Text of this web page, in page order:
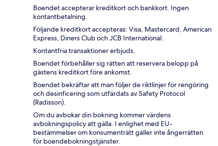
Boendet accepterar kreditkort och bankkort. Ingen
kontantbetalning.
Följande kreditkort accepteras: Visa, Mastercard, American
Express, Diners Club och JCB International.
Kontantfria transaktioner erbjuds.
Boendet förbehåller sig rätten att reservera belopp på
gästens kreditkort före ankomst.
Boendet bekräftar att man följer de riktlinjer för rengöring
och desinficering som utfärdats av Safety Protocol
(Radisson).
Om du avbokar din bokning kommer värdens
avbokningspolicy att gälla. I enlighet med EU-
bestämmelser om konsumenträtt gäller inte ångerrätten
för boendebokningstjänster.